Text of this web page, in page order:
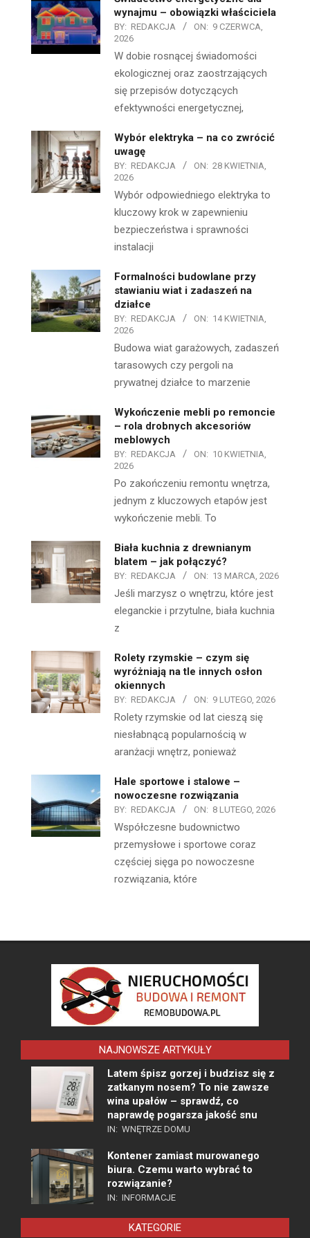
wynajmu – obowiązki właściciela
BY: REDAKCJA ON: 9 CZERWCA,
2026
W dobie rosnącej świadomości
ekologicznej oraz zaostrzających
się przepisów dotyczących
efektywności energetycznej,
Wybór elektryka – na co zwrócić
uwagę
BY: REDAKCJA ON: 28 KWIETNIA,
2026
Wybór odpowiedniego elektryka to
kluczowy krok w zapewnieniu
bezpieczeństwa i sprawności
instalacji
Formalności budowlane przy
stawianiu wiat i zadaszeń na
działce
BY: REDAKCJA ON: 14 KWIETNIA,
2026
Budowa wiat garażowych, zadaszeń
tarasowych czy pergoli na
prywatnej działce to marzenie
Wykończenie mebli po remoncie
– rola drobnych akcesoriów
meblowych
BY: REDAKCJA ON: 10 KWIETNIA,
2026
Po zakończeniu remontu wnętrza,
jednym z kluczowych etapów jest
wykończenie mebli. To
Biała kuchnia z drewnianym
blatem – jak połączyć?
BY: REDAKCJA ON: 13 MARCA, 2026
Jeśli marzysz o wnętrzu, które jest
eleganckie i przytulne, biała kuchnia
z
Rolety rzymskie – czym się
wyróżniają na tle innych osłon
okiennych
BY: REDAKCJA ON: 9 LUTEGO, 2026
Rolety rzymskie od lat cieszą się
niesłabnącą popularnością w
aranżacji wnętrz, ponieważ
Hale sportowe i stalowe –
nowoczesne rozwiązania
BY: REDAKCJA ON: 8 LUTEGO, 2026
Współczesne budownictwo
przemysłowe i sportowe coraz
częściej sięga po nowoczesne
rozwiązania, które
NAJNOWSZE ARTYKUŁY
Latem śpisz gorzej i budzisz się z
zatkanym nosem? To nie zawsze
wina upałów – sprawdź, co
naprawdę pogarsza jakość snu
IN: WNĘTRZE DOMU
Kontener zamiast murowanego
biura. Czemu warto wybrać to
rozwiązanie?
IN: INFORMACJE
KATEGORIE